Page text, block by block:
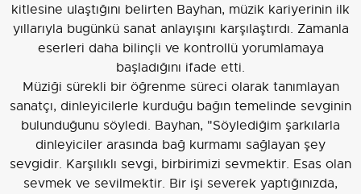
kitlesine ulaştığını belirten Bayhan, müzik kariyerinin ilk
yıllarıyla bugünkü sanat anlayışını karşılaştırdı. Zamanla
eserleri daha bilinçli ve kontrollü yorumlamaya
başladığını ifade etti.
Müziği sürekli bir öğrenme süreci olarak tanımlayan
sanatçı, dinleyicilerle kurduğu bağın temelinde sevginin
bulunduğunu söyledi. Bayhan, "Söylediğim şarkılarla
dinleyiciler arasında bağ kurmamı sağlayan şey
sevgidir. Karşılıklı sevgi, birbirimizi sevmektir. Esas olan
sevmek ve sevilmektir. Bir işi severek yaptığınızda,